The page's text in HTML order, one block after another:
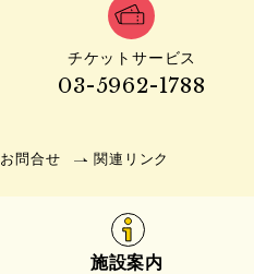
チケットサービス
03-5962-1788
お問合せ 関連リンク
施設案内